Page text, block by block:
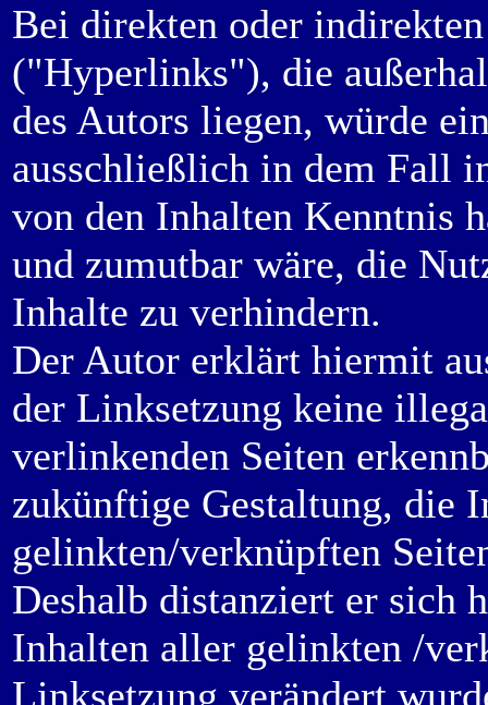
Bei direkten oder
("Hyperlinks"), die
des Autors liegen, würde
ausschließlich in dem Fall
von den Inhalten Kenntnis
und zumutbar wäre, die
Inhalte zu verhindern.
Der Autor erklärt hiermit
der Linksetzung keine
verlinkenden Seiten
zukünftige Gestaltung, die
gelinkten/verknüpften
Deshalb distanziert er sich
Inhalten aller gelinkten /
Linksetzung verändert